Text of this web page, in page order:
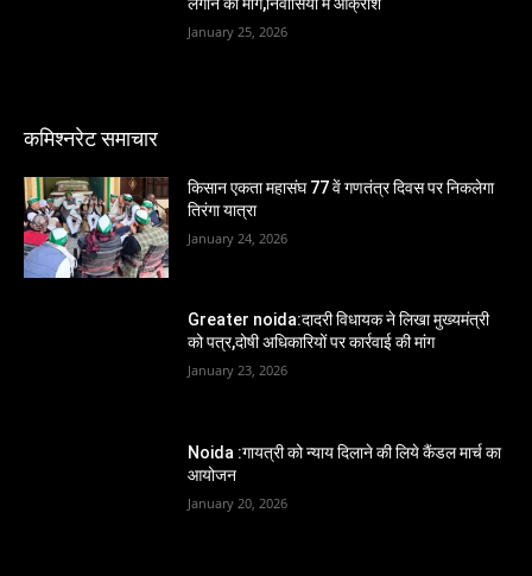
January 25, 2026
कमिश्नरेट समाचार
किसान एकता महासंघ 77 वें गणतंत्र दिवस पर निकलेगा
तिरंगा यात्रा
January 24, 2026
Greater noida:दादरी विधायक ने लिखा मुख्यमंत्री
को पत्र,दोषी अधिकारियों पर कार्रवाई की मांग
January 23, 2026
Noida :गायत्री को न्याय दिलाने की लिये कैंडल मार्च का
आयोजन
January 20, 2026